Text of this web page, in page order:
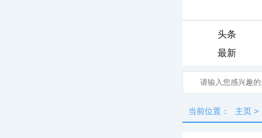
头条
最新
当前位置： 主页 >